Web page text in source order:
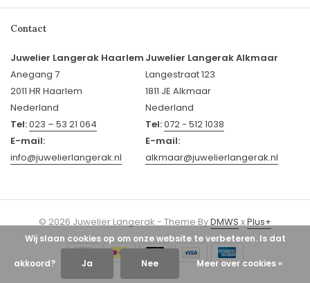
Contact
Juwelier Langerak Haarlem
Anegang 7
2011 HR Haarlem
Nederland
Tel:023 – 53 21 064
E-mail:
info@juwelierlangerak.nl
Juwelier Langerak Alkmaar
Langestraat 123
1811 JE Alkmaar
Nederland
Tel:072 - 512 1038
E-mail:
alkmaar@juwelierlangerak.nl
© 2026 Juwelier Langerak - Theme ByDMWSxPlus+
Wij slaan cookies op om onze website te verbeteren. Is dat
akkoord? Ja Nee Meer over cookies »